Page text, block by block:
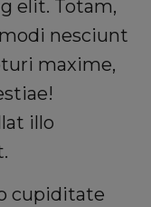
elit. Totam,
nesciunt
maxime,
illo
cupiditate